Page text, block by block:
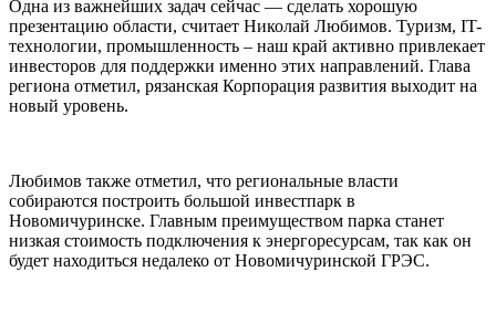
Одна из важнейших задач сейчас — сделать хорошую
презентацию области, считает Николай Любимов. Туризм, IT-
технологии, промышленность – наш край активно привлекает
инвесторов для поддержки именно этих направлений. Глава
региона отметил, рязанская Корпорация развития выходит на
новый уровень.
Любимов также отметил, что региональные власти
собираются построить большой инвестпарк в
Новомичуринске. Главным преимуществом парка станет
низкая стоимость подключения к энергоресурсам, так как он
будет находиться недалеко от Новомичуринской ГРЭС.